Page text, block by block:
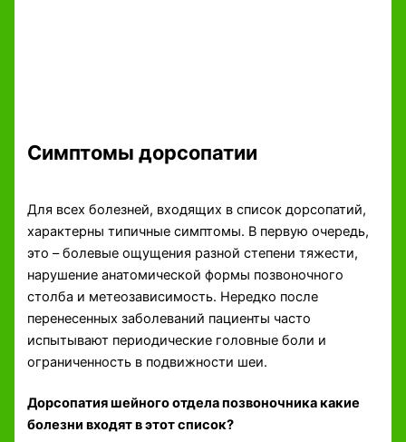
Симптомы дорсопатии
Для всех болезней, входящих в список дорсопатий,
характерны типичные симптомы. В первую очередь,
это – болевые ощущения разной степени тяжести,
нарушение анатомической формы позвоночного
столба и метеозависимость. Нередко после
перенесенных заболеваний пациенты часто
испытывают периодические головные боли и
ограниченность в подвижности шеи.
Дорсопатия шейного отдела позвоночника какие
болезни входят в этот список?